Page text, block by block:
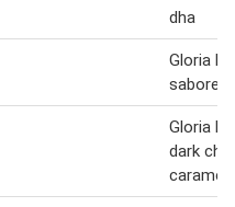
dha
Gloria
sabores
Gloria
dark
caramel